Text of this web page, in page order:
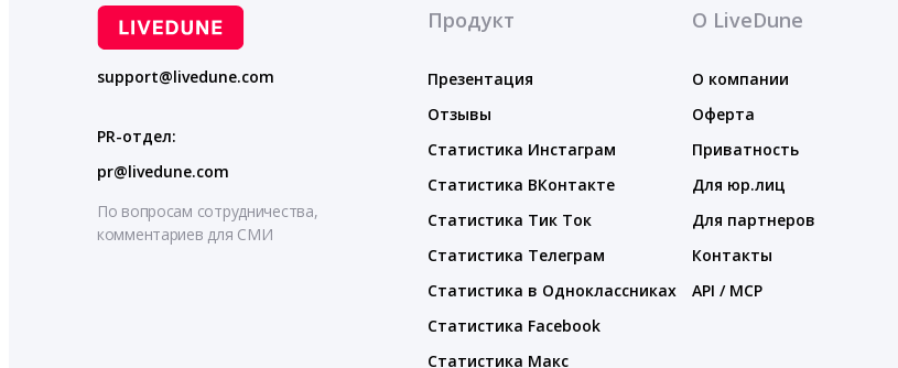
support@livedune.com
PR-отдел:
pr@livedune.com
По вопросам сотрудничества,
комментариев для СМИ
Продукт
Презентация
Отзывы
Статистика Инстаграм
Статистика ВКонтакте
Статистика Тик Ток
Статистика Телеграм
Статистика в Одноклассниках
Статистика Facebook
Статистика Макс
О LiveDune
О компании
Оферта
Приватность
Для юр.лиц
Для партнеров
Контакты
API / MCP